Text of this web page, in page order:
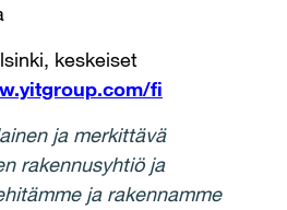
keskeiset
fi
ja merkittävä
rakennusyhtiö ja
ja rakennamme